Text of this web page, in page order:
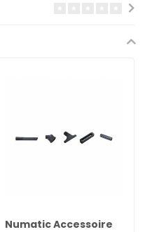
Numatic Accessoire